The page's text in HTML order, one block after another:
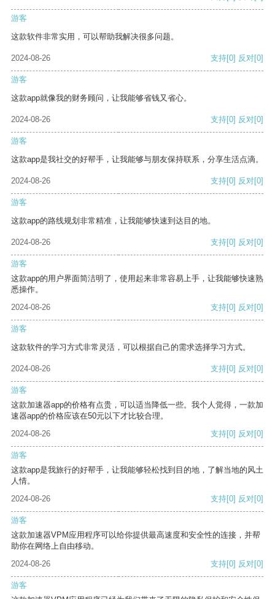
游客
这款软件非常实用，可以帮助我解决很多问题。
2024-08-26 支持[0] 反对[0]
游客
这款app就像我的财务顾问，让我能够省钱又省心。
2024-08-26 支持[0] 反对[0]
游客
这款app是我社交的好帮手，让我能够与朋友保持联系，分享生活点滴。
2024-08-26 支持[0] 反对[0]
游客
这款app的路线规划非常精准，让我能够快速到达目的地。
2024-08-26 支持[0] 反对[0]
游客
这款app的用户界面简洁明了，使用起来非常容易上手，让我能够快速熟
悉操作。
2024-08-26
支持[0] 反对[0]
游客
这款软件的学习方式非常灵活，可以根据自己的需求选择学习方式。
2024-08-26 支持[0] 反对[0]
游客
这款加速器app的价格有点贵，可以适当降低一些。我个人觉得，一款加
速器app的价格应该在50元以下才比较合理。
2024-08-26
支持[0] 反对[0]
游客
这款app是我旅行的好帮手，让我能够轻松找到目的地，了解当地的风土
人情。
2024-08-26
支持[0] 反对[0]
游客
这款加速器VPM应用程序可以给你提供最高速度和安全性的连接，并帮
助你在网络上自由移动。
2024-08-26
支持[0] 反对[0]
游客